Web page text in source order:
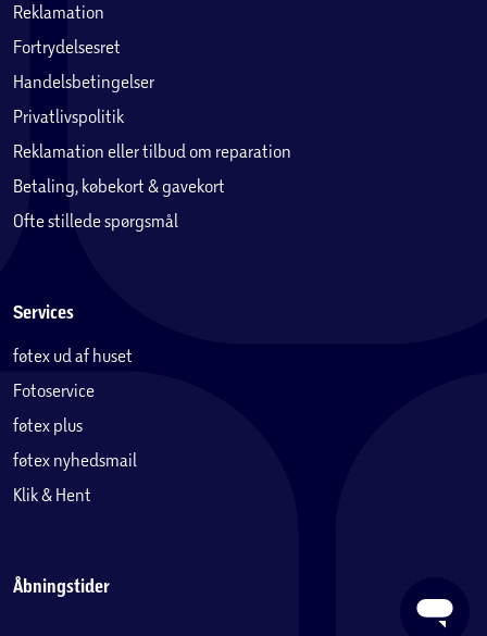
Reklamation
Fortrydelsesret
Handelsbetingelser
Privatlivspolitik
Reklamation eller tilbud om reparation
Betaling, købekort & gavekort
Ofte stillede spørgsmål
Services
føtex ud af huset
Fotoservice
føtex plus
føtex nyhedsmail
Klik & Hent
Åbningstider